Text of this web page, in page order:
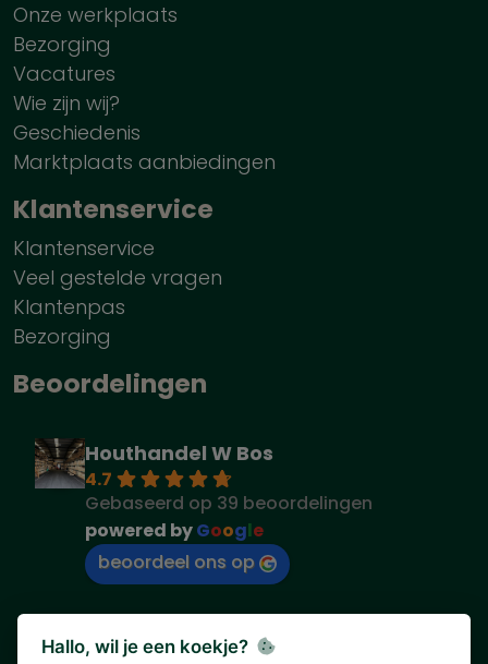
Onze werkplaats
Bezorging
Vacatures
Wie zijn wij?
Geschiedenis
Marktplaats aanbiedingen
Klantenservice
Klantenservice
Veel gestelde vragen
Klantenpas
Bezorging
Beoordelingen
Houthandel W Bos
4.7
Gebaseerd op 39 beoordelingen
powered byGoogle
beoordeel ons op
Hallo, wil je een koekje?